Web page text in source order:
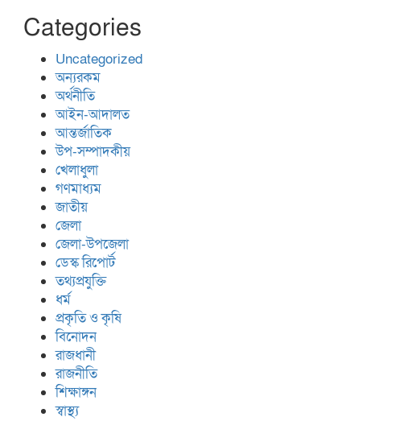
Categories
Uncategorized
অন্যরকম
অর্থনীতি
আইন-আদালত
আন্তর্জাতিক
উপ-সম্পাদকীয়
খেলাধুলা
গণমাধ্যম
জাতীয়
জেলা
জেলা-উপজেলা
ডেস্ক রিপোর্ট
তথ্যপ্রযুক্তি
ধর্ম
প্রকৃতি ও কৃষি
বিনোদন
রাজধানী
রাজনীতি
শিক্ষাঙ্গন
স্বাস্থ্য